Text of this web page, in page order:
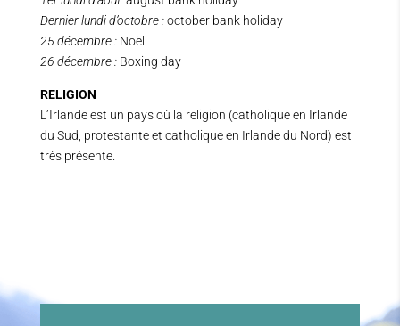
Dernier lundi d’octobre :october bank holiday
25 décembre :Noël
26 décembre :Boxing day
RELIGION
L’Irlande est un pays où la religion (catholique en Irlande
du Sud, protestante et catholique en Irlande du Nord) est
très présente.